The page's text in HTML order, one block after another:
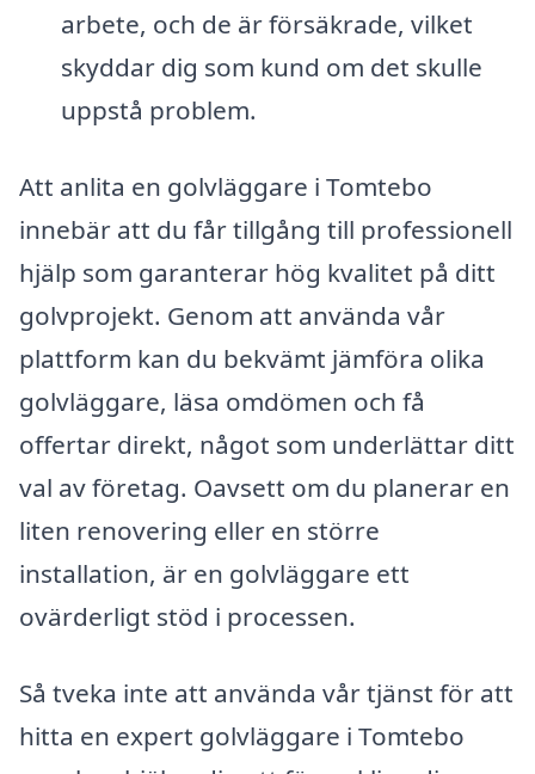
arbete, och de är försäkrade, vilket
skyddar dig som kund om det skulle
uppstå problem.
Att anlita en golvläggare i Tomtebo
innebär att du får tillgång till professionell
hjälp som garanterar hög kvalitet på ditt
golvprojekt. Genom att använda vår
plattform kan du bekvämt jämföra olika
golvläggare, läsa omdömen och få
offertar direkt, något som underlättar ditt
val av företag. Oavsett om du planerar en
liten renovering eller en större
installation, är en golvläggare ett
ovärderligt stöd i processen.
Så tveka inte att använda vår tjänst för att
hitta en expert golvläggare i Tomtebo